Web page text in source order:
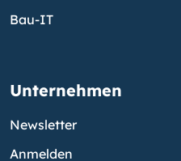
Bau-IT
Unternehmen
Newsletter
Anmelden